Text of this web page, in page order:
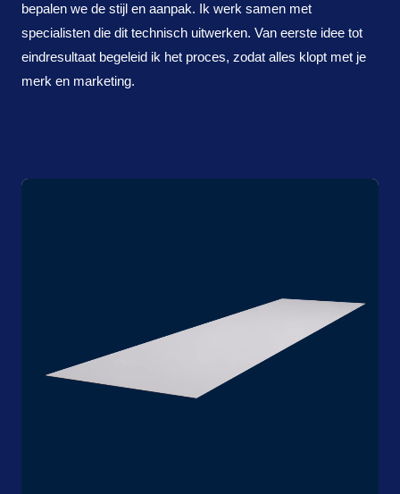
bepalen we de stijl en aanpak. Ik werk samen met
specialisten die dit technisch uitwerken. Van eerste idee tot
eindresultaat begeleid ik het proces, zodat alles klopt met je
merk en marketing.